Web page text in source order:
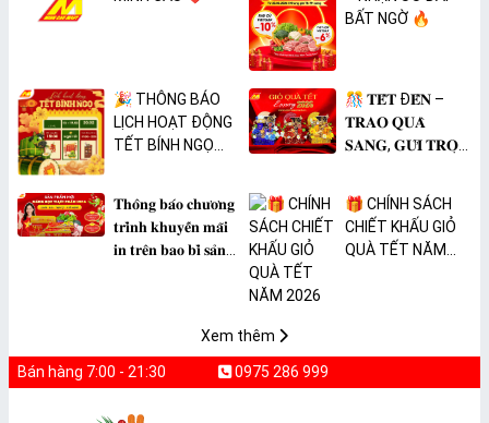
BẤT NGỜ 🔥
🎉 THÔNG BÁO
LỊCH HOẠT ĐỘNG
TẾT BÍNH NGỌ
🎊 𝐓𝐄̂́𝐓 Đ𝐄̂́𝐍 –
𝐓𝐑𝐀𝐎 𝐐𝐔𝐀̀
𝐒𝐀𝐍𝐆, 𝐆𝐔̛̉𝐈 𝐓𝐑𝐎̣𝐍
𝐓𝐡𝐨̂𝐧𝐠 𝐛𝐚́𝐨 𝐜𝐡𝐮̛𝐨̛𝐧𝐠
𝐭𝐫𝐢̀𝐧𝐡 𝐤𝐡𝐮𝐲𝐞̂́𝐧 𝐦𝐚̃𝐢
𝐢𝐧 𝐭𝐫𝐞̂𝐧 𝐛𝐚𝐨 𝐛𝐢̀ 𝐬𝐚̉𝐧
🎁 CHÍNH SÁCH
CHIẾT KHẤU GIỎ
QUÀ TẾT NĂM
Xem thêm
Bán hàng 7:00 - 21:30 0975 286 999